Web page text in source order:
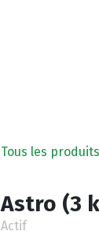
Tous les produits
Astro (3
Actif